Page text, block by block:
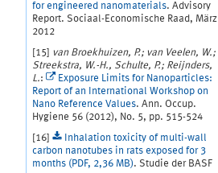
for engineered nanomaterials. Advisory
Report. Sociaal-Economische Raad, März
2012
[15] van Broekhuizen, P.; van Veelen, W.;
Streekstra, W.-H., Schulte, P.; Reijnders,
L.:
Exposure Limits for Nanoparticles:
Report of an International Workshop on
Nano Reference Values. Ann. Occup.
Hygiene 56 (2012), No. 5, pp. 515-524
[16]
Inhalation toxicity of multi-wall
carbon nanotubes in rats exposed for 3
months (PDF, 2,36 MB). Studie der BASF